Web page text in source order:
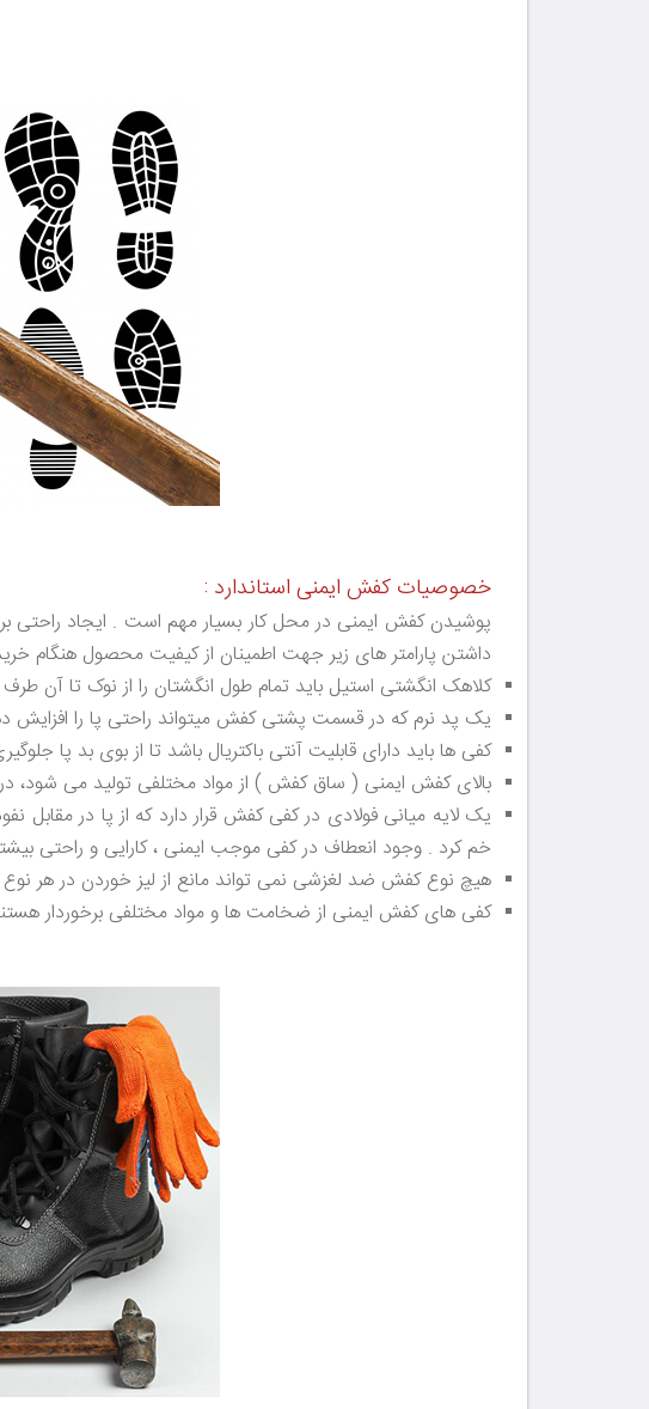
خصوصیات کفش ایمنی استاندارد :
پوشیدن کفش ایمنی در محل کار بسیار مهم است . ایجاد راحتی
داشتن پارامتر های زیر جهت اطمینان از کیفیت محصول هنگام
کلاهک انگشتی استیل باید تمام طول انگشتان را از نوک تا آن
یک پد نرم که در قسمت پشتی کفش میتواند راحتی پا را افزایش
کفی ها باید دارای قابلیت آنتی باکتریال باشد تا از بوی بد پا
بالای کفش ایمنی ( ساق کفش ) از مواد مختلفی تولید می شود،
یک لایه میانی فولادی در کفی کفش قرار دارد که از پا در مقابل
خم کرد . وجود انعطاف در کفی موجب ایمنی ، کارایی و راحتی
هیچ نوع کفش ضد لغزشی نمی تواند مانع از لیز خوردن در هر
کفی های کفش ایمنی از ضخامت ها و مواد مختلفی برخوردار